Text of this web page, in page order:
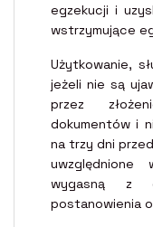
egzekucji i
wstrzymujące
Użytkowanie,
jeżeli nie są
przez
dokumentów i
na trzy dni
wygasną z
postanowienia